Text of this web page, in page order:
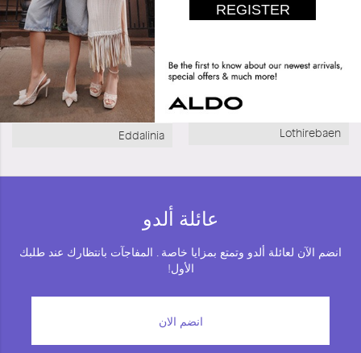
Eddalinia Lothirebaen
عائلة ألدو
انضم الآن لعائلة ألدو وتمتع بمزايا خاصة . المفاجآت بانتظارك عند طلبك
الأول!
انضم الان